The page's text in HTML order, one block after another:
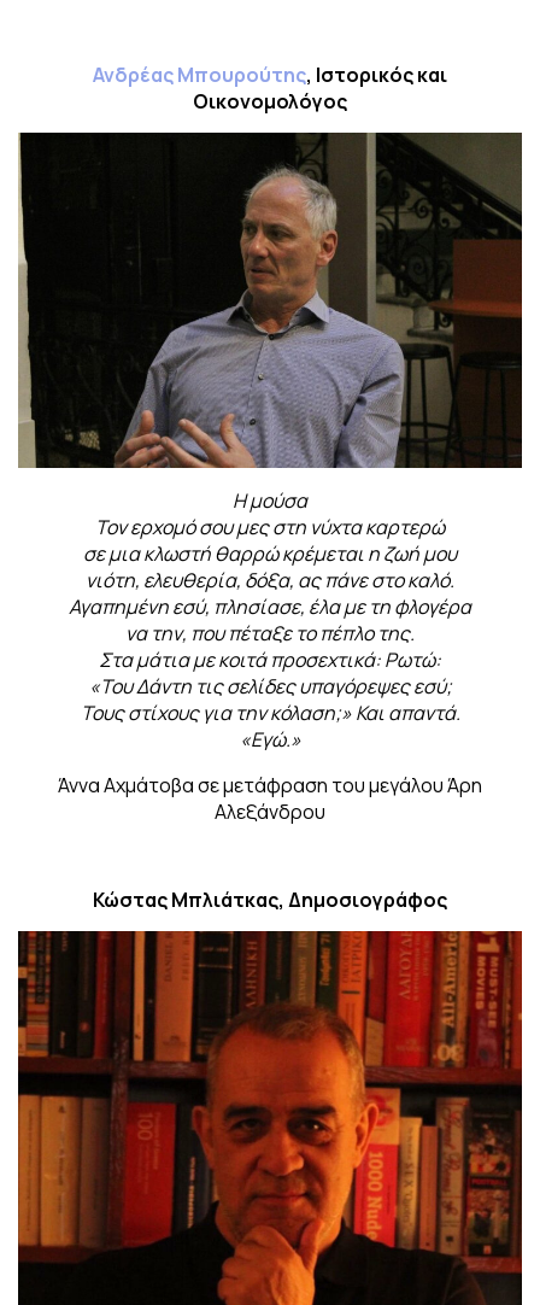
Ανδρέας Μπουρούτης, Ιστορικός και
Οικονομολόγος
Η μούσα
Τον ερχομό σου μες στη νύχτα καρτερώ
σε μια κλωστή θαρρώ κρέμεται η ζωή μου
νιότη, ελευθερία, δόξα, ας πάνε στο καλό.
Αγαπημένη εσύ, πλησίασε, έλα με τη φλογέρα
να την, που πέταξε το πέπλο της.
Στα μάτια με κοιτά προσεχτικά: Ρωτώ:
«Του Δάντη τις σελίδες υπαγόρεψες εσύ;
Τους στίχους για την κόλαση;» Και απαντά.
«Εγώ.»
Άννα Αχμάτοβα σε μετάφραση του μεγάλου Άρη
Αλεξάνδρου
Κώστας Μπλιάτκας, Δημοσιογράφος